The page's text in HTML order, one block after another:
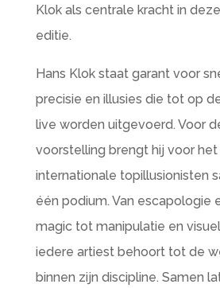
Klok als centrale kracht in
editie.
Hans Klok staat garant voor
precisie en illusies die tot op
live worden uitgevoerd. Voor
voorstelling brengt hij voor
internationale topillusionisten
één podium. Van escapologie
magic tot manipulatie en
iedere artiest behoort tot de
binnen zijn discipline. Samen